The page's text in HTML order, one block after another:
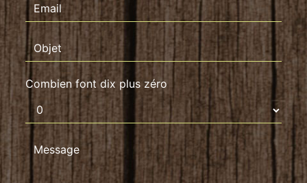
Combien font dix plus zéro